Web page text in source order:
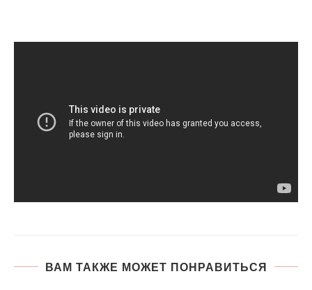
ВАМ ТАКЖЕ МОЖЕТ ПОНРАВИТЬСЯ